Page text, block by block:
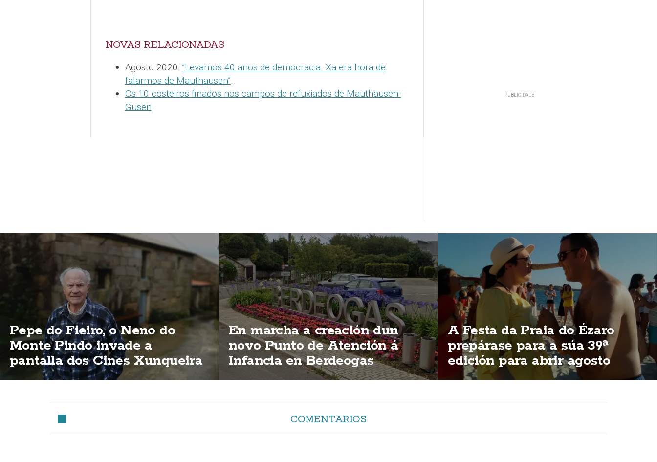
NOVAS RELACIONADAS
Agosto 2020: ”Levamos 40 anos de democracia. Xa era hora de
falarmos de Mauthausen”.
Os 10 costeiros finados nos campos de refuxiados de Mauthausen-
Gusen.
Pepe do Fieiro, o Neno do
Monte Pindo invade a
pantalla dos Cines Xunqueira
En marcha a creación dun
novo Punto de Atención á
Infancia en Berdeogas
A Festa da Praia do Ézaro
prepárase para a súa 39ª
edición para abrir agosto
COMENTARIOS